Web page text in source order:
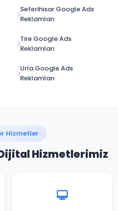
Seferihisar Google Ads
Reklamları
Tire Google Ads
Reklamları
Urla Google Ads
Reklamları
Hizmetler
Hizmetlerimiz